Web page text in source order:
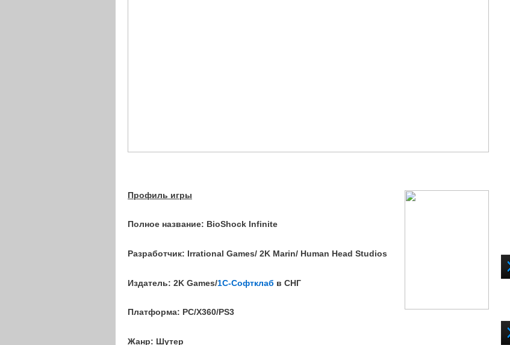
Профиль игры
Полное название: BioShock Infinite
Разработчик: Irrational Games/ 2K Marin/ Human Head Studios
Издатель: 2K Games/1С-Софтклаб в СНГ
Платформа: PC/X360/PS3
Жанр: Шутер